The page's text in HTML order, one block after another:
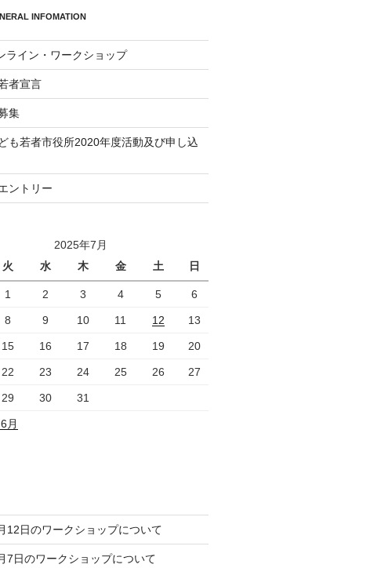
INFOMATION
ライン・ワークショップ
者宣言
集
も若者市役所2020年度活動及び申し込
ントリー
2025年7月
火 水 木 金 土 日
1 2 3 4 5 6
8 9 10 11 12 13
15 16 17 18 19 20
22 23 24 25 26 27
29 30 31
月
12日のワークショップについて
7日のワークショップについて